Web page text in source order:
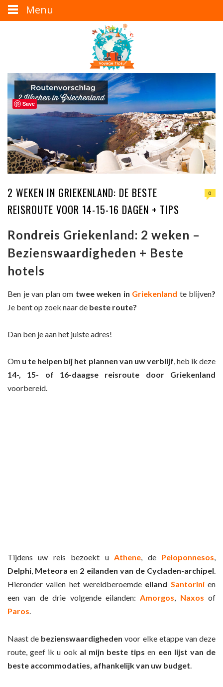
2 WEKEN IN GRIEKENLAND: DE BESTE
REISROUTE VOOR 14-15-16 DAGEN + TIPS
0
Rondreis Griekenland: 2 weken –
Bezienswaardigheden + Beste
hotels
Ben je van plan om twee weken in Griekenland te blijven?
Je bent op zoek naar de beste route?
Dan ben je aan het juiste adres!
Om u te helpen bij het plannen van uw verblijf, heb ik deze
14-, 15- of 16-daagse reisroute door Griekenland
voorbereid.
Tijdens uw reis bezoekt uAthene, de Peloponnesos,
Delphi, Meteora en 2 eilanden van de Cycladen-archipel.
Hieronder vallen het wereldberoemde eiland Santorinien
een van de drie volgende eilanden:Amorgos, Naxos of
Paros.
Naast de bezienswaardigheden voor elke etappe van deze
route, geef ik u ook al mijn beste tips en een lijst van de
beste accommodaties, afhankelijk van uw budget
Menu
Save